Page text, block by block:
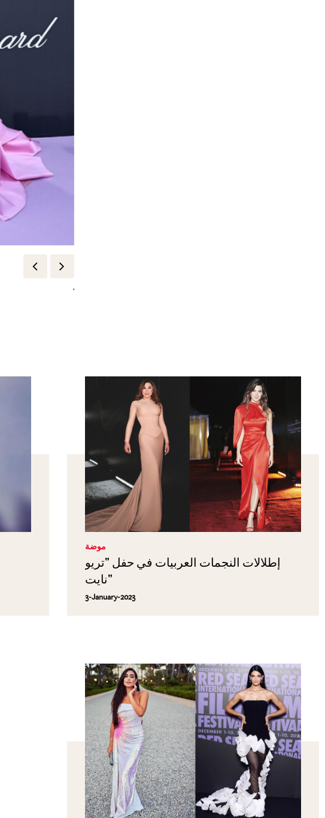
موضة
إطلالات النجمات العربيات في حفل "تريو
نايت"
3-January-2023